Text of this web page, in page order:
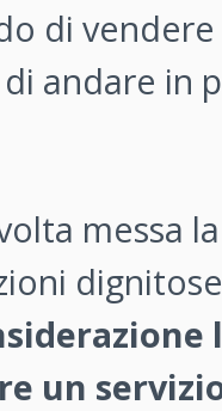
di vendere
andare in
messa
dignitose
un